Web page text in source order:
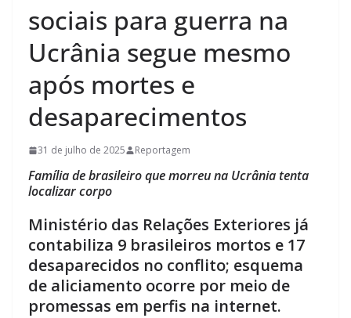
sociais para guerra na
Ucrânia segue mesmo
após mortes e
desaparecimentos
31 de julho de 2025 Reportagem
Família de brasileiro que morreu na Ucrânia tenta
localizar corpo
Ministério das Relações Exteriores já
contabiliza 9 brasileiros mortos e 17
desaparecidos no conflito; esquema
de aliciamento ocorre por meio de
promessas em perfis na internet.